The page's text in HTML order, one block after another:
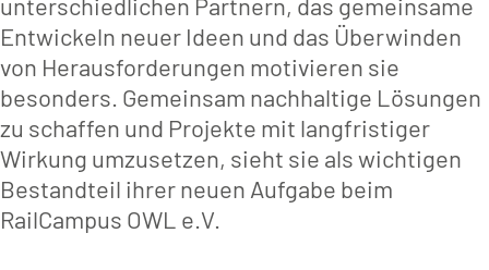
Entwickeln neuer Ideen und das Überwinden
von Herausforderungen motivieren sie
besonders. Gemeinsam nachhaltige Lösungen
zu schaffen und Projekte mit langfristiger
Wirkung umzusetzen, sieht sie als wichtigen
Bestandteil ihrer neuen Aufgabe beim
RailCampus OWL e.V.